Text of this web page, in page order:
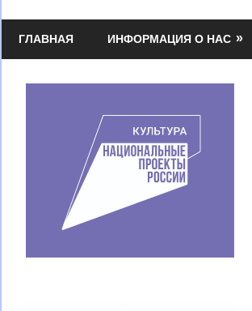
МБУК
УЦБС
библиотечная
ГЛАВНАЯ ИНФОРМАЦИЯ О НАС